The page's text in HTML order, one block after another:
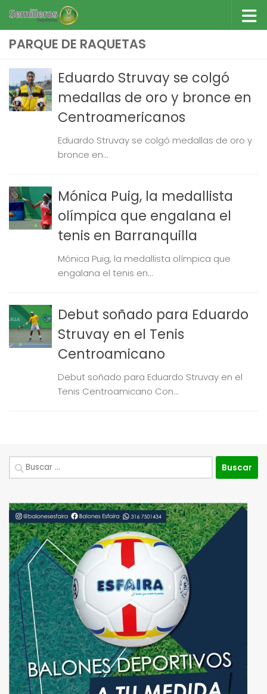
Saltar al contenido
PARQUE DE RAQUETAS
Eduardo Struvay se colgó
medallas de oro y bronce en
Centroamericanos
Eduardo Struvay se colgó medallas de oro y
bronce en...
Mónica Puig, la medallista
olímpica que engalana el
tenis en Barranquilla
Mónica Puig, la medallista olímpica que
engalana el tenis en...
Debut soñado para Eduardo
Struvay en el Tenis
Centroamicano
Debut soñado para Eduardo Struvay en el
Tenis Centroamicano Con...
Buscar: